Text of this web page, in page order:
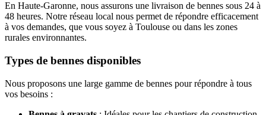
En Haute-Garonne, nous assurons une livraison de bennes sous 24 à
48 heures. Notre réseau local nous permet de répondre efficacement
à vos demandes, que vous soyez à Toulouse ou dans les zones
rurales environnantes.
Types de bennes disponibles
Nous proposons une large gamme de bennes pour répondre à tous
vos besoins :